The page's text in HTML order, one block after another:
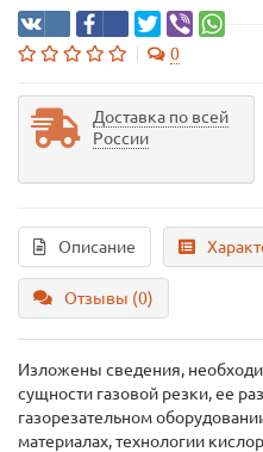
0
Доставка по всей
России
Описание
Отзывы (0)
Изложены сведения,
сущности газовой резки, ее
газорезательном
материалах, технологии